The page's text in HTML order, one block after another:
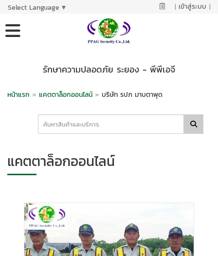
Select Language ▼ | เข้าสู่ระบบ |
รักษาความปลอดภัย ระยอง - พีพีเอจี
หน้าแรก » แคตตาล็อกออนไลน์ » บริษัท รปภ มาบตาพุด
แคตตาล็อกออนไลน์